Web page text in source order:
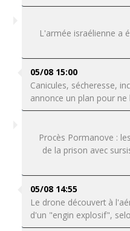
L'armée israélienne a
05/08 15:00
Canicules, sécheresse,
annonce un plan pour
Procès Pormanove :
de la prison avec
05/08 14:55
Le drone découvert à
d'un "engin explosif",